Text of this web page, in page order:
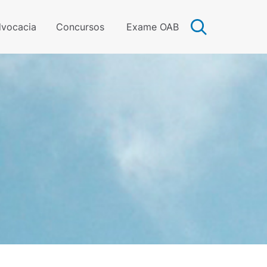
Concursos Exame OAB